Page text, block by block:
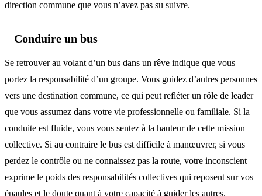
direction commune que vous n’avez pas su suivre.
Conduire un bus
Se retrouver au volant d’un bus dans un rêve indique que vous
portez la responsabilité d’un groupe. Vous guidez d’autres personnes
vers une destination commune, ce qui peut refléter un rôle de leader
que vous assumez dans votre vie professionnelle ou familiale. Si la
conduite est fluide, vous vous sentez à la hauteur de cette mission
collective. Si au contraire le bus est difficile à manœuvrer, si vous
perdez le contrôle ou ne connaissez pas la route, votre inconscient
exprime le poids des responsabilités collectives qui reposent sur vos
épaules et le doute quant à votre capacité à guider les autres.